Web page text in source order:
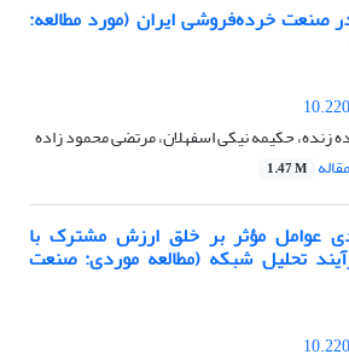
صنعت خرده‌فروشی ایران (مورد مطالعه:
زنده، حکیمه نیکی اسفهلان، مرتضی محمود زاده
1.47 M
عوامل مؤثر بر خلق ارزش مشترک با
تحلیل شبکه (مطالعه موردی: صنعت